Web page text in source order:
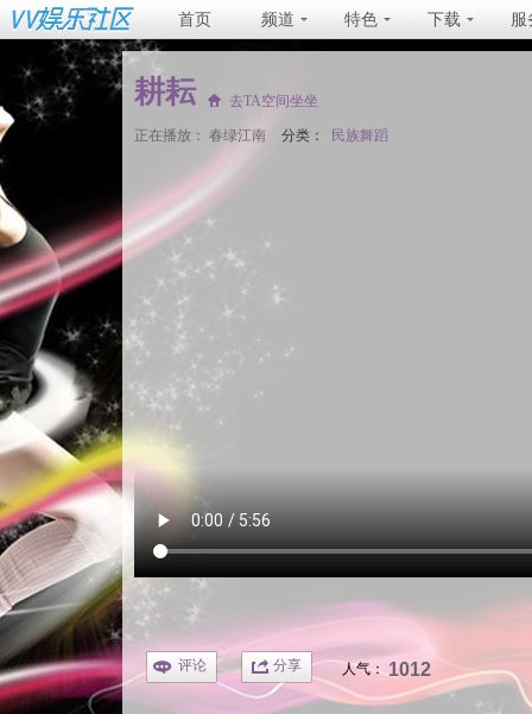
首页 频道 特色 下载 服
耕耘 去TA空间坐坐
正在播放： 春绿江南 分类： 民族舞蹈
评论 分享 人气： 1012